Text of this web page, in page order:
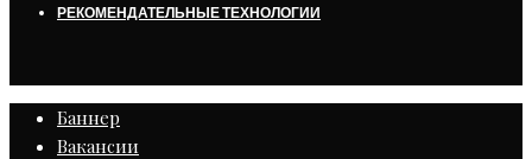
РЕКОМЕНДАТЕЛЬНЫЕ ТЕХНОЛОГИИ
Баннер
Вакансии